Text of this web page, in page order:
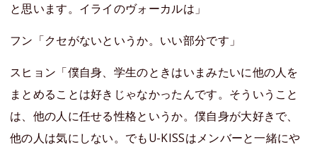
と思います。イライのヴォーカルは」
フン「クセがないというか。いい部分です」
スヒョン「僕自身、学生のときはいまみたいに他の人を
まとめることは好きじゃなかったんです。そういうこと
は、他の人に任せる性格というか。僕自身が大好きで、
他の人は気にしない。でもU-KISSはメンバーと一緒にや